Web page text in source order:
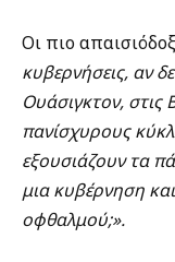
Οι πιο
κυβερνήσεις, αν
Ουάσιγκτον, στις
πανίσχυρους
εξουσιάζουν τα
μια κυβέρνηση
οφθαλμού;».